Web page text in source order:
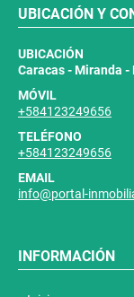
UBICACIÓN Y
UBICACIÓN
Caracas - Miranda
MÓVIL
+584123249656
TELÉFONO
+584123249656
EMAIL
info@portal-
INFORMACIÓN